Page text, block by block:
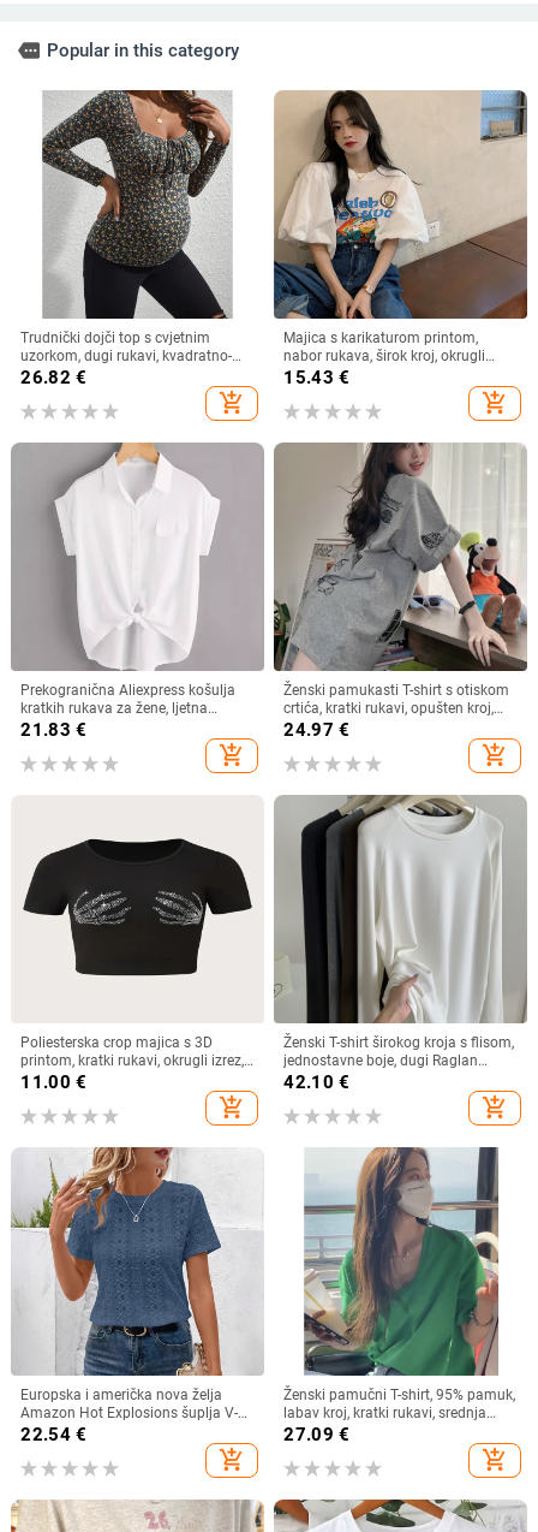
more Popular in this category
Trudnički dojči top s cvjetnim
uzorkom, dugi rukavi, kvadratno-
okrugli izrez, uski kroj, poliester s
26.82 €
add_shopping_cart
Majica s karikaturom printom,
nabor rukava, širok kroj, okrugli
izrez
15.43 €
add_shopping_cart
Prekogranična Aliexpress košulja
kratkih rukava za žene, ljetna
lagana, čista boja, svestrana,
21.83 €
add_shopping_cart
Ženski pamukasti T-shirt s otiskom
crtića, kratki rukavi, opušten kroj,
srednja duljina
24.97 €
add_shopping_cart
Poliesterska crop majica s 3D
printom, kratki rukavi, okrugli izrez,
ultra kratka duljina, street hipster
11.00 €
add_shopping_cart
Ženski T-shirt širokog kroja s flisom,
jednostavne boje, dugi Raglan
rukav, zimski osnovni sloj
42.10 €
add_shopping_cart
Europska i američka nova želja
Amazon Hot Explosions šuplja V-
izrez kratkih rukava s uskim
rukavima i šišmiš rukavima, nova
majica
22.54€
add_shopping_cart
Ženski pamučni T-shirt, 95% pamuk,
labav kroj, kratki rukavi, srednja
duljina, okrugli izrez
27.09 €
add_shopping_cart